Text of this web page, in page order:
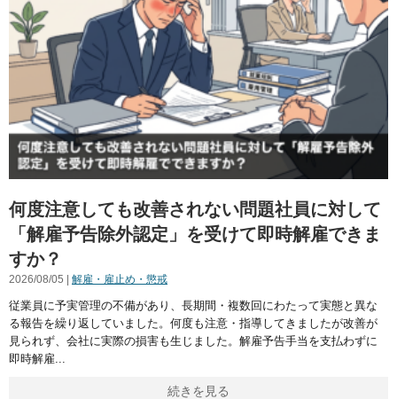
何度注意しても改善されない問題社員に対して
「解雇予告除外認定」を受けて即時解雇できま
すか？
2026/08/05 | 解雇・雇止め・懲戒
従業員に予実管理の不備があり、長期間・複数回にわたって実態と異な
る報告を繰り返していました。何度も注意・指導してきましたが改善が
見られず、会社に実際の損害も生じました。解雇予告手当を支払わずに
即時解雇
続きを見る